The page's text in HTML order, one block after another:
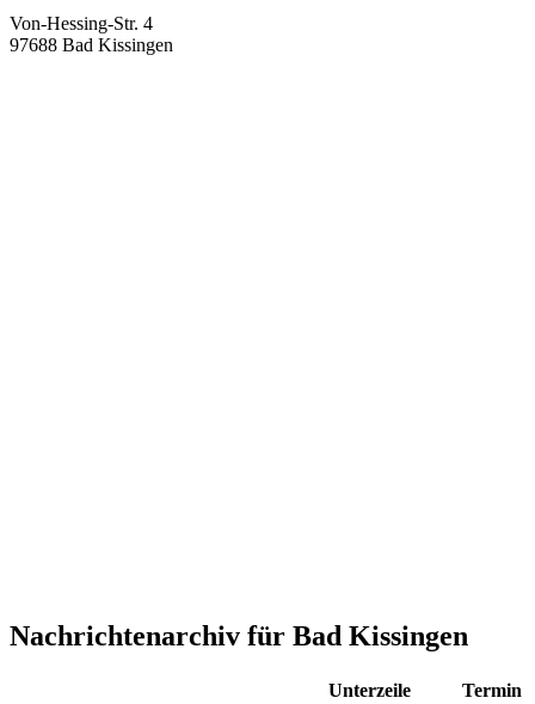
Von-Hessing-Str. 4
97688 Bad Kissingen
Nachrichtenarchiv für Bad Kissingen
Unterzeile Termin